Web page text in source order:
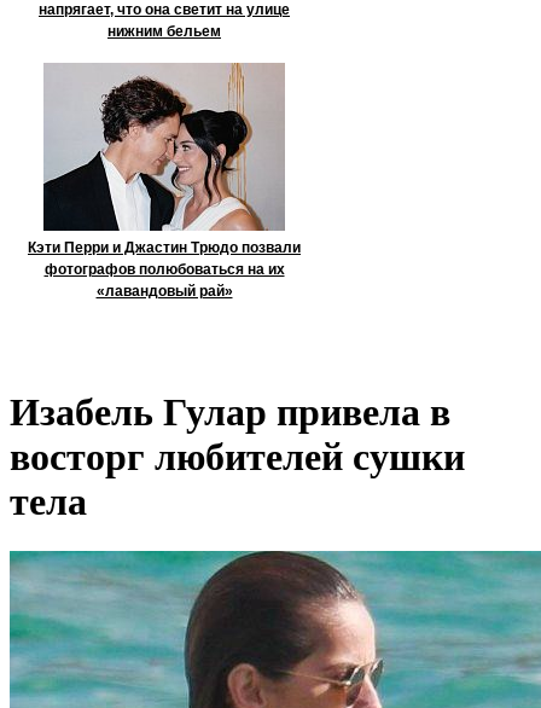
напрягает, что она светит на улице
нижним бельем
Кэти Перри и Джастин Трюдо позвали
фотографов полюбоваться на их
«лавандовый рай»
Изабель Гулар привела в
восторг любителей сушки
тела